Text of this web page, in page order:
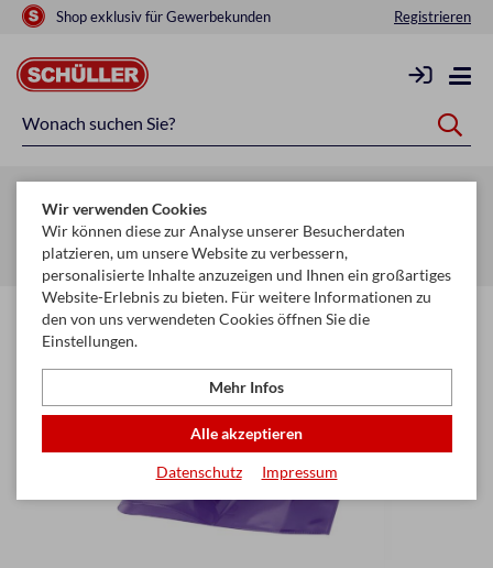
Shop exklusiv für Gewerbekunden Registrieren
Startseite Schule & Büro
Hefte & Blöcke
Heft- & Buchschoner
Wir verwenden Cookies
Wir können diese zur Analyse unserer Besucherdaten
platzieren, um unsere Website zu verbessern,
personalisierte Inhalte anzuzeigen und Ihnen ein großartiges
Website-Erlebnis zu bieten. Für weitere Informationen zu
den von uns verwendeten Cookies öffnen Sie die
Einstellungen.
Mehr Infos
Alle akzeptieren
Datenschutz Impressum